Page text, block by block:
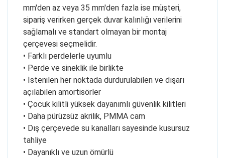
mm'den az veya 35 mm'den fazla ise müşteri,
sipariş verirken gerçek duvar kalınlığı verilerini
sağlamalı ve standart olmayan bir montaj
çerçevesi seçmelidir.
• Farklı perdelerle uyumlu
• Perde ve sineklik ile birlikte
• İstenilen her noktada durdurulabilen ve dışarı
açılabilen amortisörler
• Çocuk kilitli yüksek dayanımlı güvenlik kilitleri
• Daha pürüzsüz akrilik, PMMA cam
• Dış çerçevede su kanalları sayesinde kusursuz
tahliye
• Dayanıklı ve uzun ömürlü